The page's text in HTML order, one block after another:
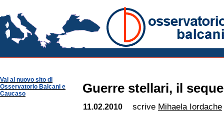
Vai al nuovo sito di
Osservatorio Balcani e
Caucaso
Guerre stellari, il
11.02.2010 scrive Mihaela Iordache